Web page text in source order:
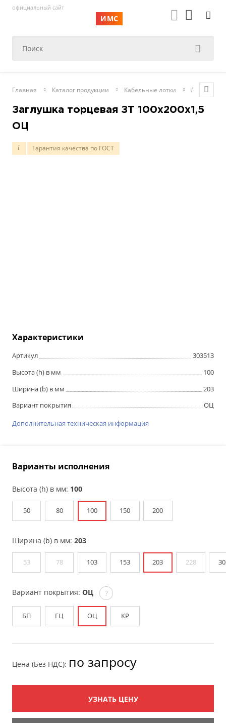
официальный сайт
ИМС
Главная Каталог продукции Кабельные лотки Листовые
Заглушка торцевая ЗТ 100х200х1,5
ОЦ
i Гарантия качества по ГОСТ
Характеристики
Артикул
303513
Высота (h) в мм
100
Ширина (b) в мм
203
Вариант покрытия
ОЦ
Дополнительная техническая информация
Варианты исполнения
Высота (h) в мм: 100
50 80 100 150 200
Ширина (b) в мм: 203
53 78 103 153 203 228
Вариант покрытия: ОЦ ?
БП ГЦ ОЦ КР
Цена (Без НДС): по запросу
УЗНАТЬ ЦЕНУ